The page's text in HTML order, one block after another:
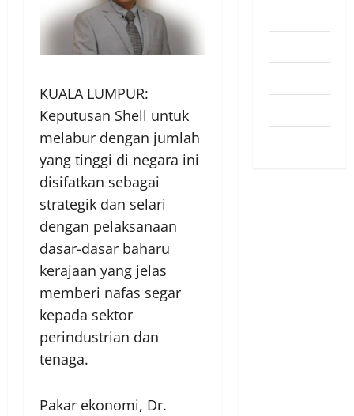
KUALA LUMPUR:
Keputusan Shell untuk
melabur dengan jumlah
yang tinggi di negara ini
disifatkan sebagai
strategik dan selari
dengan pelaksanaan
dasar-dasar baharu
kerajaan yang jelas
memberi nafas segar
kepada sektor
perindustrian dan
tenaga.
Pakar ekonomi, Dr.